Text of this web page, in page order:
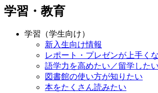
学習・教育
学習（学生向け）
新入生向け情報
レポート・プレゼンが上手く
語学力を高めたい／留学したい
図書館の使い方が知りたい
本をたくさん読みたい